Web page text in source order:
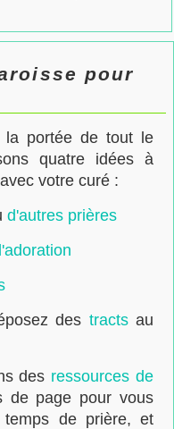
pour
portée de tout le
quatre idées à
votre curé :
d'autres prières
des tractsau
des ressources de
page pour vous
de prière, et